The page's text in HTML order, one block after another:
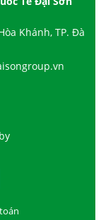
Khánh, TP. Đà